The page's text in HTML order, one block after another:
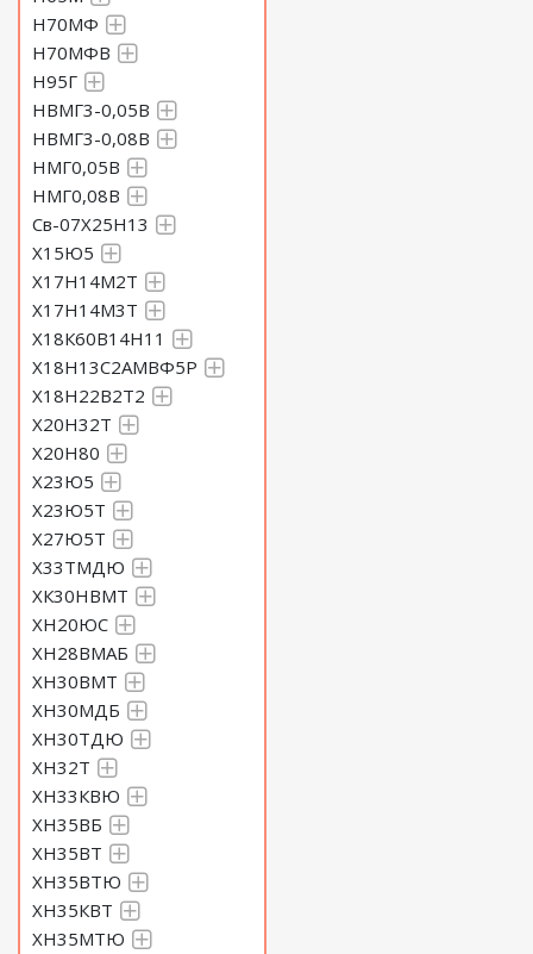
Н70МФ
Н70МФВ
Н95Г
НВМГ3-0,05В
НВМГ3-0,08В
НМГ0,05В
НМГ0,08В
Св-07Х25Н13
Х15Ю5
Х17Н14М2Т
Х17Н14М3Т
Х18К60В14Н11
Х18Н13С2АМВФ5Р
Х18Н22В2Т2
Х20Н32Т
Х20Н80
Х23Ю5
Х23Ю5Т
Х27Ю5Т
Х33ТМДЮ
ХК30НВМТ
ХН20ЮС
ХН28ВМАБ
ХН30ВМТ
ХН30МДБ
ХН30ТДЮ
ХН32Т
ХН33КВЮ
ХН35ВБ
ХН35ВТ
ХН35ВТЮ
ХН35КВТ
ХН35МТЮ